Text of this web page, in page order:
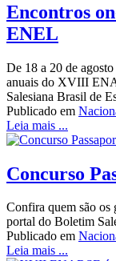
Encontros
ENEL
De 18 a 20 de
anuais do XVIII
Salesiana Brasil de
Publicado em
Leia mais ...
Concurso
Confira quem são os
portal do Boletim
Publicado em
Leia mais ...